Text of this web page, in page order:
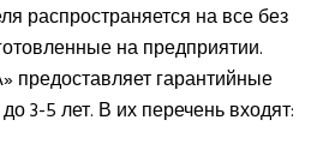
распространяется на все без
на предприятии.
гарантийные
3-5 лет. В их перечень входят: